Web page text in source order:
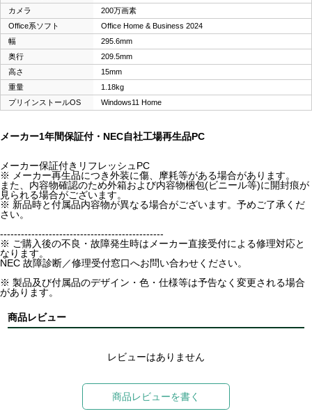
カメラ
200万画素
Office系ソフト
Office Home & Business 2024
幅
295.6mm
奥行
209.5mm
高さ
15mm
重量
1.18kg
プリインストールOS
Windows11 Home
メーカー1年間保証付・NEC自社工場再生品PC
メーカー保証付きリフレッシュPC
※ メーカー再生品につき外装に傷、摩耗等がある場合があります。
また、内容物確認のため外箱および内容物梱包(ビニール等)に開封痕が
見られる場合がございます。
※ 新品時と付属品内容物が異なる場合がございます。予めご了承くだ
さい。
-----------------------------------------------
※ ご購入後の不良・故障発生時はメーカー直接受付による修理対応と
なります。
NEC 故障診断／修理受付窓口へお問い合わせください。
※ 製品及び付属品のデザイン・色・仕様等は予告なく変更される場合
があります。
商品レビュー
レビューはありません
商品レビューを書く